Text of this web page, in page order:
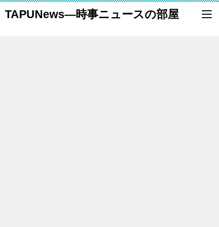
TAPUNews―時事ニュースの部屋